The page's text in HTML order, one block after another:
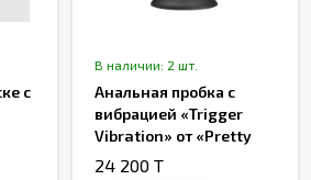
с
В наличии: 2 шт.
Анальная пробка с
вибрацией «Trigger
Vibration» от «Pretty
Love»
24 200 T